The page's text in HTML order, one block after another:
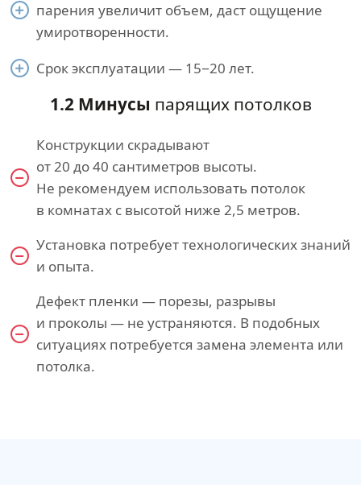
парения увеличит объем, даст ощущение
умиротворенности.
Срок эксплуатации — 15−20 лет.
1.2 Минусы парящих потолков
Конструкции скрадывают
от 20 до 40 сантиметров высоты.
Не рекомендуем использовать потолок
в комнатах с высотой ниже 2,5 метров.
Установка потребует технологических знаний
и опыта.
Дефект пленки — порезы, разрывы
и проколы — не устраняются. В подобных
ситуациях потребуется замена элемента или
потолка.